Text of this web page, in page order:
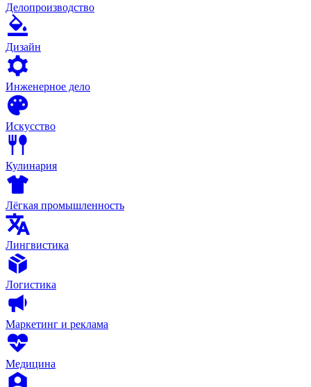
Делопроизводство
Дизайн
Инженерное дело
Искусство
Кулинария
Лёгкая промышленность
Лингвистика
Логистика
Маркетинг и реклама
Медицина